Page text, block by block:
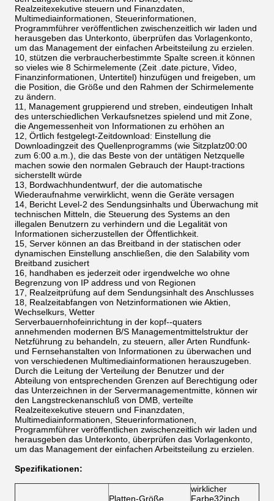
Realzeitexekutive steuern und Finanzdaten,
Multimediainformationen, Steuerinformationen,
Programmführer veröffentlichen zwischenzeitlich wir laden und
herausgeben das Unterkonto, überprüfen das Vorlagenkonto,
um das Management der einfachen Arbeitsteilung zu erzielen.
10, stützen die verbraucherbestimmte Spalte screen.it können
so vieles wie 8 Schirmelemente (Zeit .date.picture, Video,
Finanzinformationen, Untertitel) hinzufügen und freigeben, um
die Position, die Größe und den Rahmen der Schirmelemente
zu ändern.
11, Management gruppierend und streben, eindeutigen Inhalt
des unterschiedlichen Verkaufsnetzes spielend und mit Zone,
die Angemessenheit von Informationen zu erhöhen an
12, Örtlich festgelegt-Zeitdownload: Einstellung die
Downloadingzeit des Quellenprogramms (wie Sitzplatz00:00
zum 6:00 a.m.), die das Beste von der untätigen Netzquelle
machen sowie den normalen Gebrauch der Haupt-tractions
sicherstellt würde
13, Bordwachhundentwurf, der die automatische
Wiederaufnahme verwirklicht, wenn die Geräte versagen
14, Bericht Level-2 des Sendungsinhalts und Überwachung mit
technischen Mitteln, die Steuerung des Systems an den
illegalen Benutzern zu verhindern und die Legalität von
Informationen sicherzustellen der Öffentlichkeit.
15, Server können an das Breitband in der statischen oder
dynamischen Einstellung anschließen, die den Salability vom
Breitband zusichert
16, handhaben es jederzeit oder irgendwelche wo ohne
Begrenzung von IP address und von Regionen
17, Realzeitprüfung auf dem Sendungsinhalt des Anschlusses
18, Realzeitabfangen von Netzinformationen wie Aktien,
Wechselkurs, Wetter
Serverbauernhofeinrichtung in der kopf--quaters
annehmenden modernen B/S Managementmittelstruktur der
Netzführung zu behandeln, zu steuern, aller Arten Rundfunk-
und Fernsehanstalten von Informationen zu überwachen und
von verschiedenen Multimediainformationen herauszugeben.
Durch die Leitung der Verteilung der Benutzer und der
Abteilung von entsprechenden Grenzen auf Berechtigung oder
das Unterzeichnen in der Servermanagementmitte, können wir
den Langstreckenanschluß von DMB, verteilte
Realzeitexekutive steuern und Finanzdaten,
Multimediainformationen, Steuerinformationen,
Programmführer veröffentlichen zwischenzeitlich wir laden und
herausgeben das Unterkonto, überprüfen das Vorlagenkonto,
um das Management der einfachen Arbeitsteilung zu erzielen.
Spezifikationen:
Platten-Größe
wirklicher
Farbe32inch